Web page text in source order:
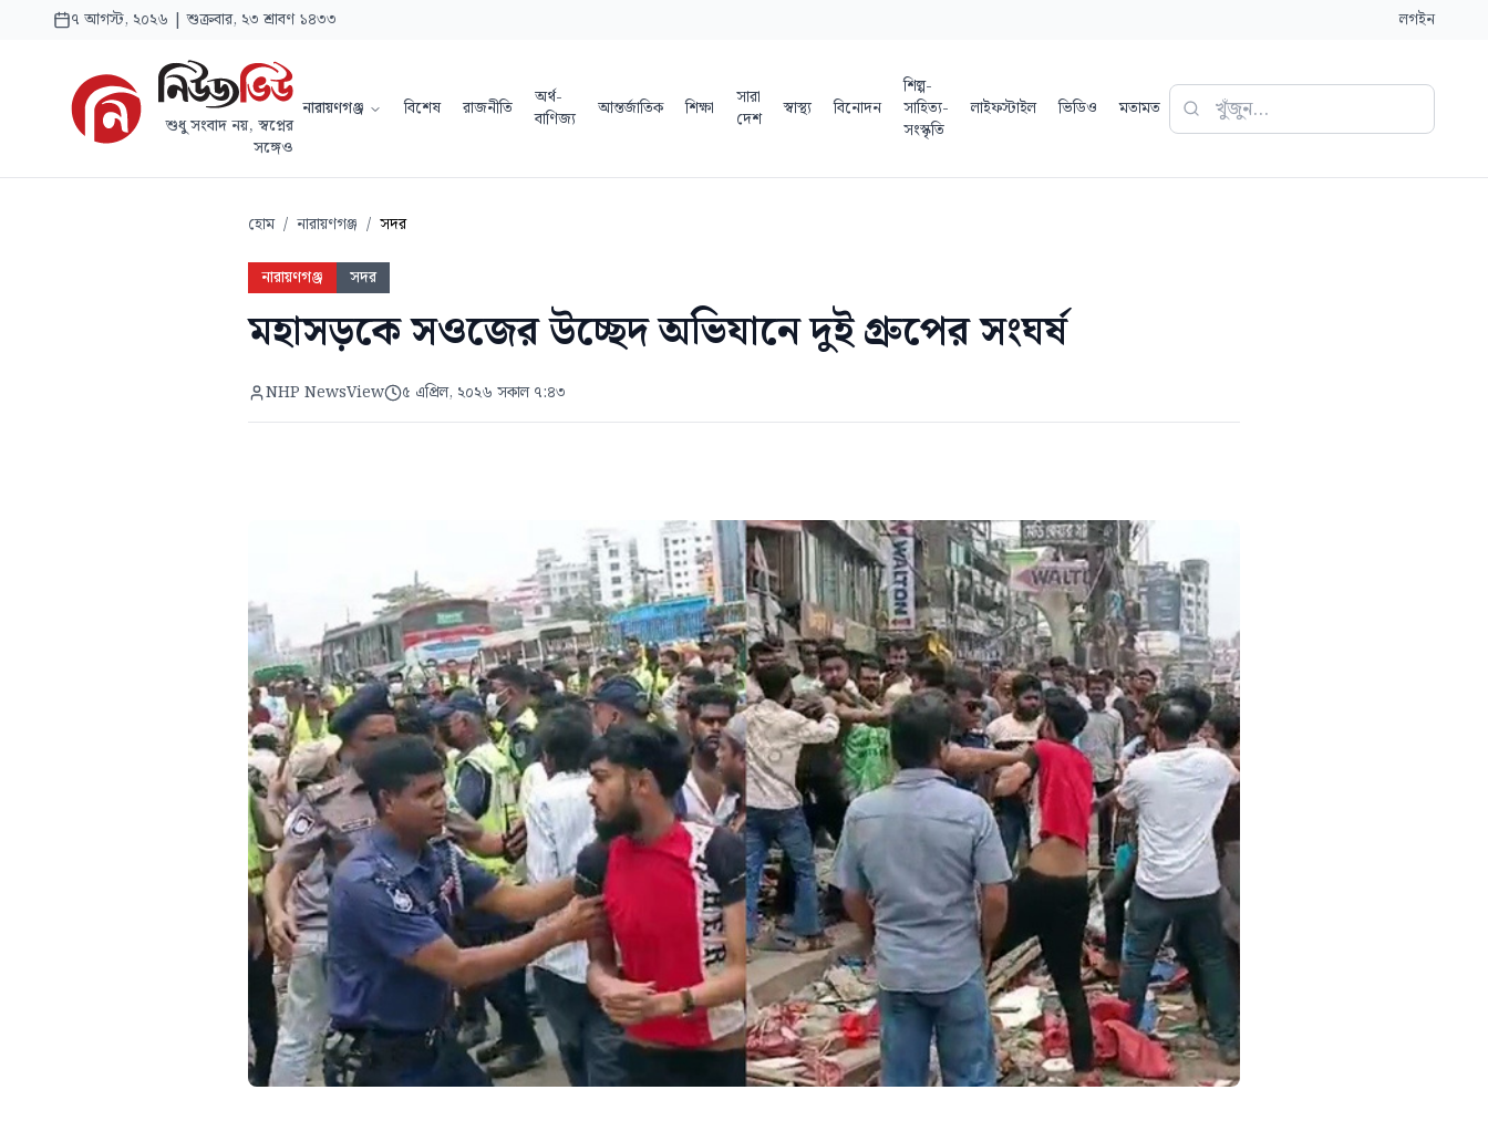
৭ আগস্ট, ২০২৬ | শুক্রবার, ২৩ শ্রাবণ ১৪৩৩ লগইন
শুধু সংবাদ নয়, স্বপ্নের
সঙ্গেও
নারায়ণগঞ্জ বিশেষ রাজনীতি
অর্থ-
বাণিজ্য
আন্তর্জাতিক শিক্ষা
সারা
দেশ
স্বাস্থ্য বিনোদন
শিল্প-
সাহিত্য-
সংস্কৃতি
লাইফস্টাইল ভিডিও মতামত
হোম / নারায়ণগঞ্জ / সদর
নারায়ণগঞ্জ সদর
মহাসড়কে সওজের উচ্ছেদ অভিযানে দুই গ্রুপের সংঘর্ষ
NHP NewsView ৫ এপ্রিল, ২০২৬ সকাল ৭:৪৩